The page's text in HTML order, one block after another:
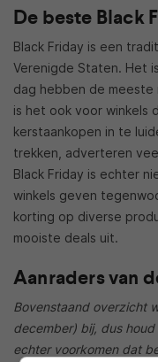
De beste Black
Black Friday is een
Verenigde Staten. Het
dag hebben de meeste
is het ook voor winkels
kerstaankopen in te
trekken, adverteren
Black Friday is echter
winkels geven
korting op diverse
mooiste deals uit.
Aanraders van
Bovenstaand overzicht
december) bij, dus
echter voorkomen dat